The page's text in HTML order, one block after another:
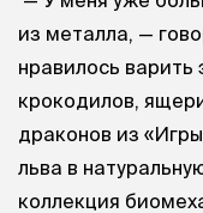
из металла, —
нравилось варить
крокодилов,
драконов из
льва в
коллекция